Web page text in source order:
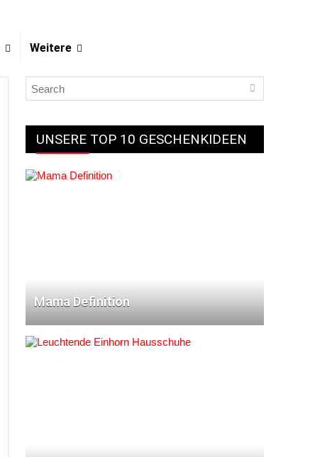
Weitere
UNSERE TOP 10 GESCHENKIDEEN
Mama Definition